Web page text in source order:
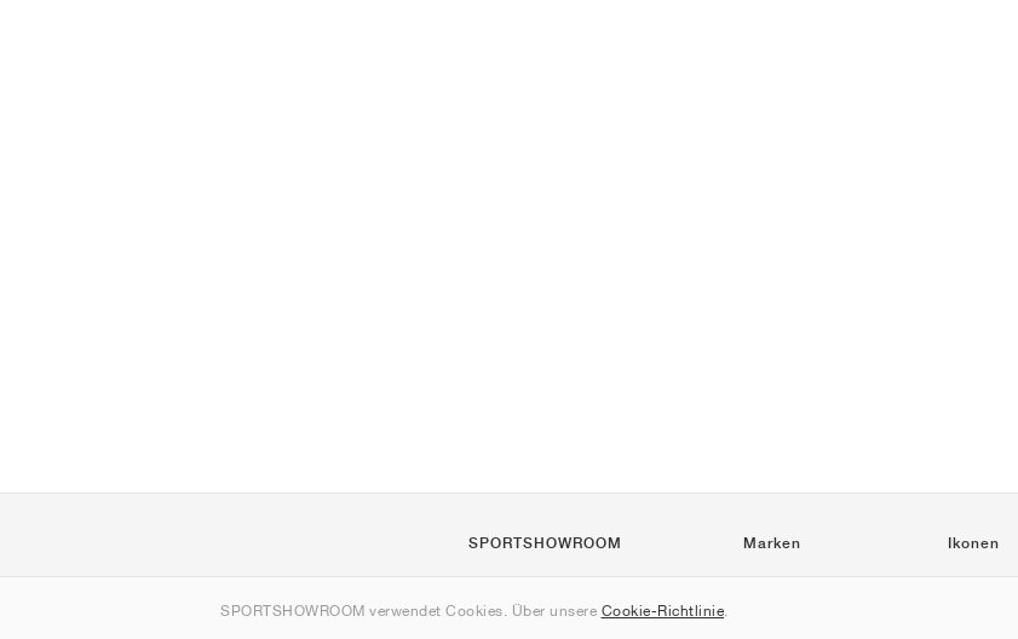
SPORTSHOWROOM verwendet Cookies. Über unsere Cookie-Richtlinie
SPORTSHOWROOM
Kontakt
Marken Ikonen